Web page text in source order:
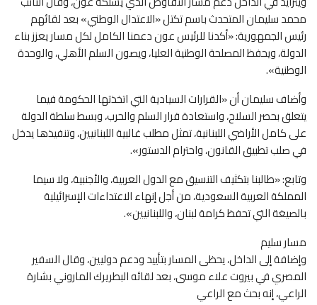
محمد سليمان المتحدث باسم تكتل «الاعتدال الوطني» بعد لقائهم
رئيس الجمهورية: «أكدنا للرئيس عون دعمنا الكامل لكل مسار يعزز بناء
الدولة، ويحفظ المصلحة الوطنية العليا، ويصون السلم الأهلي، والوحدة
الوطنية».
وأضاف سليمان أن «القرارات السيادية التي اتخذتها الحكومة فيما
يتعلق بحصر السلاح، واستعادة قرار السلم والحرب، وبسط سلطة الدولة
على كامل الأراضي اللبنانية، تمثل مطلب غالبية اللبنانيين، وتنفيذها يدخل
في صلب تطبيق القانون، واحترام الدستور».
وتابع: «طالبنا بتكثيف التنسيق مع الدول العربية، والأجنبية، ولا سيما
المملكة العربية السعودية، من أجل إنهاء الاعتداءات الإسرائيلية
بالصيغة التي تحفظ كرامة لبنان، واللبنانيين».
مسار سليم
وإضافة إلى الداخل، يحظى المسار بتأييد ودعم دوليين، وقال السفير
المصري في بيروت علاء موسى، بعد لقائه البطريرك الماروني بشارة
الراعي، إنه بحث مع الراعي